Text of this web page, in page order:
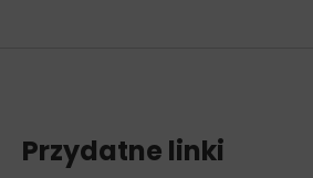
Przydatne linki